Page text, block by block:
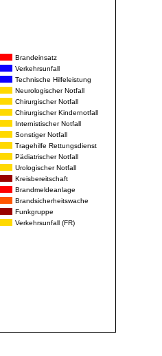
Brandeinsatz
Verkehrsunfall
Technische Hilfeleistung
Neurologischer Notfall
Chirurgischer Notfall
Chirurgischer Kindernotfall
Internistischer Notfall
Sonstiger Notfall
Tragehilfe Rettungsdienst
Pädiatrischer Notfall
Urologischer Notfall
Kreisbereitschaft
Brandmeldeanlage
Brandsicherheitswache
Funkgruppe
Verkehrsunfall (FR)